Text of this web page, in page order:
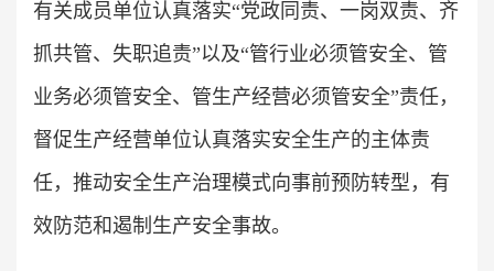
有关成员单位认真落实“党政同责、一岗双责、齐
抓共管、失职追责”以及“管行业必须管安全、管
业务必须管安全、管生产经营必须管安全”责任，
督促生产经营单位认真落实安全生产的主体责
任，推动安全生产治理模式向事前预防转型，有
效防范和遏制生产安全事故。